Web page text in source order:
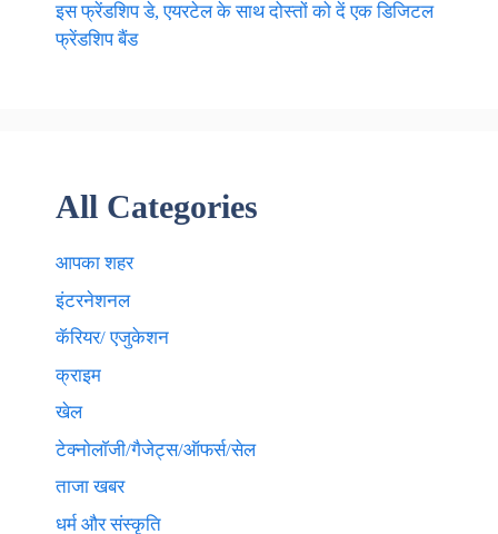
इस फ्रेंडशिप डे, एयरटेल के साथ दोस्तों को दें एक डिजिटल
फ्रेंडशिप बैंड
All Categories
आपका शहर
इंटरनेशनल
कॅरियर/ एजुकेशन
क्राइम
खेल
टेक्नाेलाॅजी/गैजेट्स/ऑफर्स/सेल
ताजा खबर
धर्म और संस्कृति